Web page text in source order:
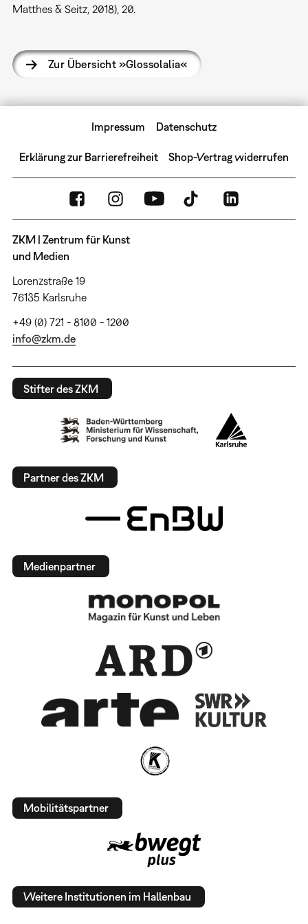
Matthes & Seitz, 2018), 20.
Zur Übersicht »Glossolalia«
Impressum Datenschutz
Erklärung zur Barrierefreiheit Shop-Vertrag widerrufen
ZKM | Zentrum für Kunst
und Medien
Lorenzstraße 19
76135 Karlsruhe
+49 (0) 721 - 8100 - 1200
info@zkm.de
Stifter des ZKM
Partner des ZKM
Medienpartner
Mobilitätspartner
Weitere Institutionen im Hallenbau